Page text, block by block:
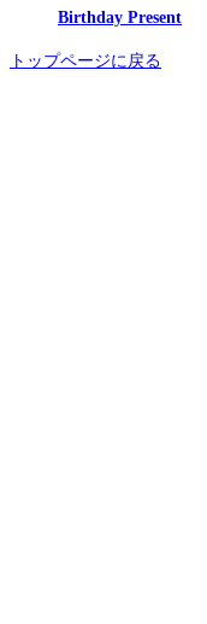
Birthday Present
トップページに戻る